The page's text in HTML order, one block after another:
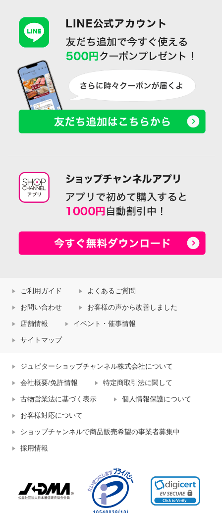
ご利用ガイド よくあるご質問
お問い合わせ お客様の声から改善しました
店舗情報 イベント・催事情報
サイトマップ
ジュピターショップチャンネル株式会社について
会社概要/免許情報 特定商取引法に関して
古物営業法に基づく表示 個人情報保護について
お客様対応について
ショップチャンネルで商品販売希望の事業者募集中
採用情報